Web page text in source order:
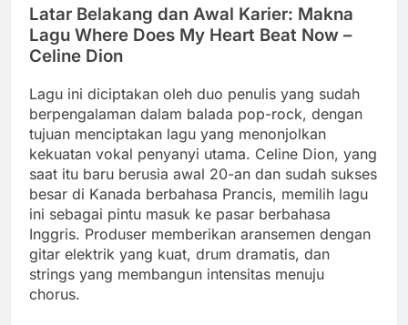
Latar Belakang dan Awal Karier: Makna
Lagu Where Does My Heart Beat Now –
Celine Dion
Lagu ini diciptakan oleh duo penulis yang sudah
berpengalaman dalam balada pop-rock, dengan
tujuan menciptakan lagu yang menonjolkan
kekuatan vokal penyanyi utama. Celine Dion, yang
saat itu baru berusia awal 20-an dan sudah sukses
besar di Kanada berbahasa Prancis, memilih lagu
ini sebagai pintu masuk ke pasar berbahasa
Inggris. Produser memberikan aransemen dengan
gitar elektrik yang kuat, drum dramatis, dan
strings yang membangun intensitas menuju
chorus.